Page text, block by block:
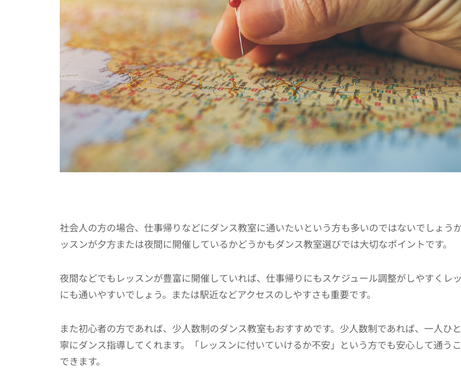
社会人の方の場合、仕事帰りなどにダンス教室に通いたいという方も多いのではないでしょう
ッスンが夕方または夜間に開催しているかどうかもダンス教室選びでは大切なポイントです。
夜間などでもレッスンが豊富に開催していれば、仕事帰りにもスケジュール調整がしやすくレ
にも通いやすいでしょう。または駅近などアクセスのしやすさも重要です。
また初心者の方であれば、少人数制のダンス教室もおすすめです。少人数制であれば、一人ひ
寧にダンス指導してくれます。「レッスンに付いていけるか不安」という方でも安心して通う
できます。